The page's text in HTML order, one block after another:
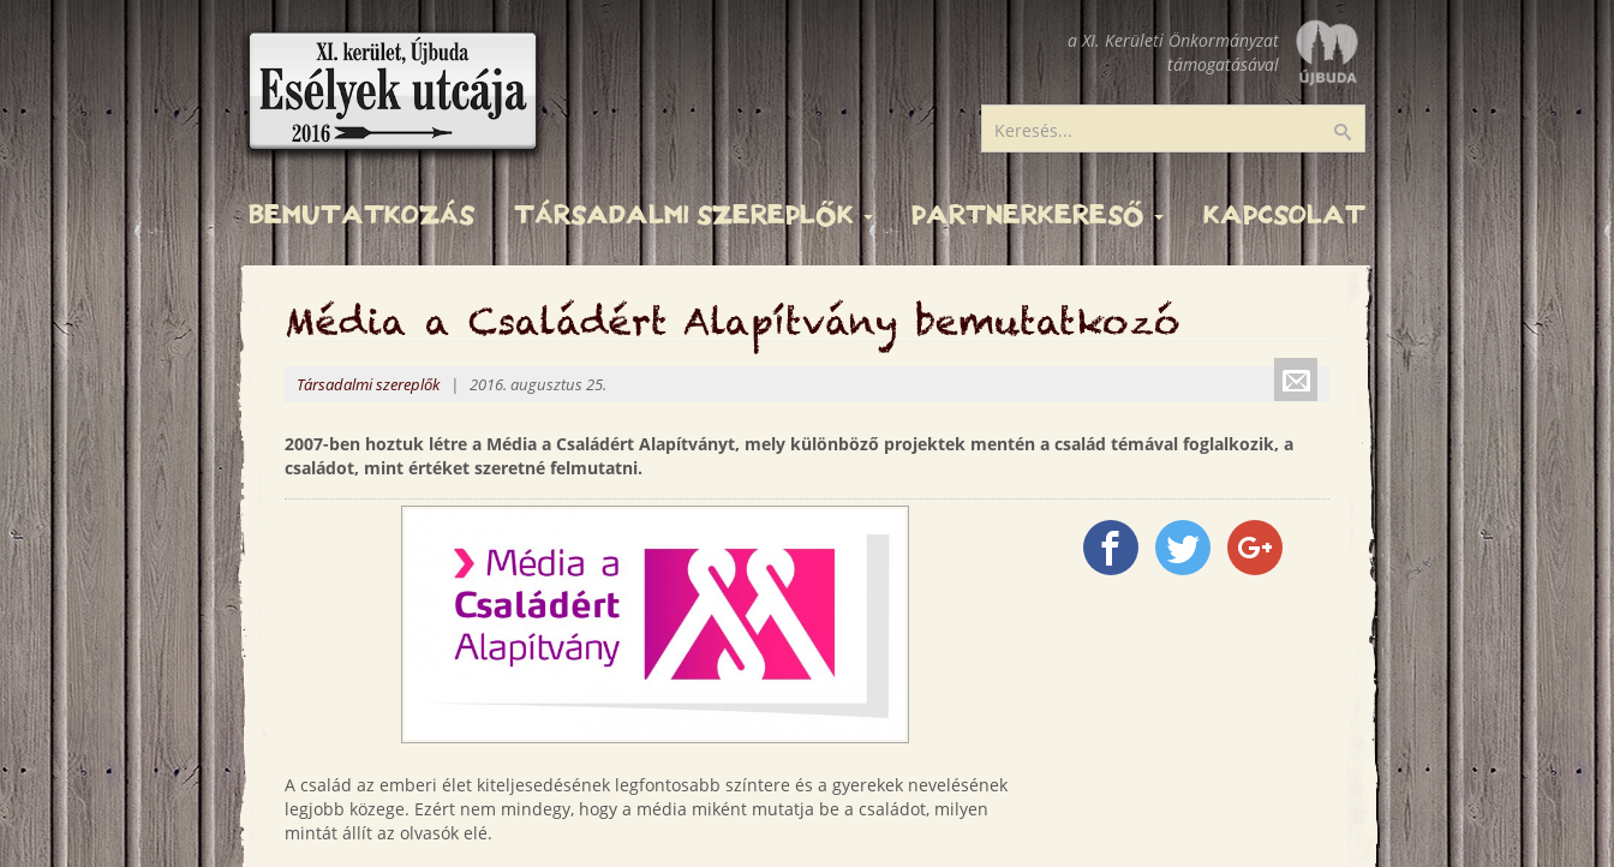
a
tartalomra
Esélyek
utcája
a XI. Kerületi Önkormányzat
támogatásával
Keresés
BEMUTATKOZÁS TÁRSADALMI SZEREPLŐK PARTNERKERESŐ KAPCSOLAT
Média a Családért Alapítvány bemutatkozó
Társadalmi szereplők| 2016. augusztus 25.
Küldés
emailben
2007-ben hoztuk létre a Média a Családért Alapítványt, mely különböző projektek mentén a család témával foglalkozik, a
családot, mint értéket szeretné felmutatni.
A család az emberi élet kiteljesedésének legfontosabb színtere és a gyerekek nevelésének
legjobb közege. Ezért nem mindegy, hogy a média miként mutatja be a családot, milyen
mintát állít az olvasók elé.
Megosztás